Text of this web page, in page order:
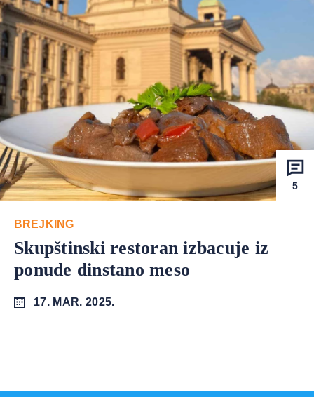
5
BREJKING
Skupštinski restoran izbacuje iz
ponude dinstano meso
17. MAR. 2025.